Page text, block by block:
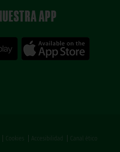
APP
Cookies Accesibilidad Canal ético